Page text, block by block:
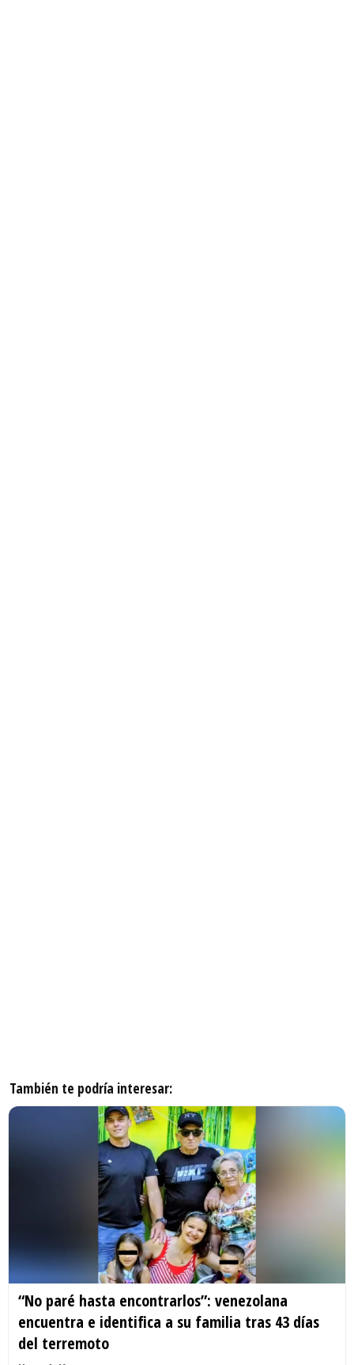
También te podría interesar:
“No paré hasta encontrarlos”: venezolana
encuentra e identifica a su familia tras 43 días
del terremoto